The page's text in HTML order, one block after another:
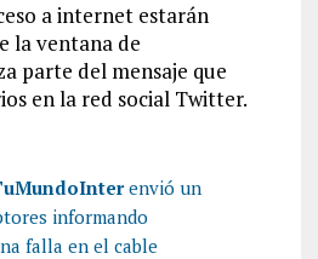
a internet estarán
la ventana de
parte del mensaje que
en la red social Twitter.
envió un
informando
falla en el cable